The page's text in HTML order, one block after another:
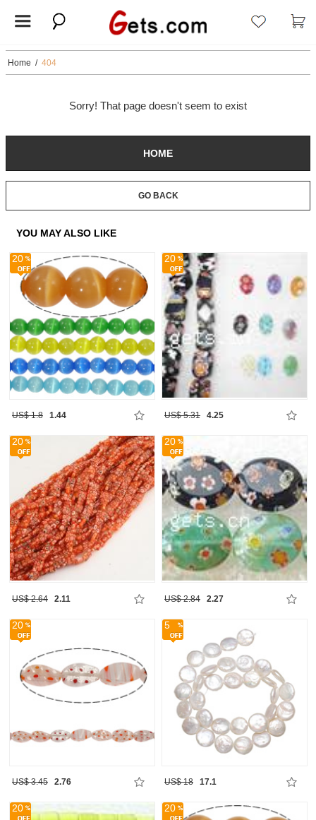
Home / 404
Sorry! That page doesn't seem to exist
HOME
GO BACK
YOU MAY ALSO LIKE
20
US$ 1.8 1.44
20
US$ 5.31 4.25
20
US$ 2.64 2.11
20
US$ 2.84 2.27
20
US$ 3.45 2.76
5
US$ 18 17.1
20 20